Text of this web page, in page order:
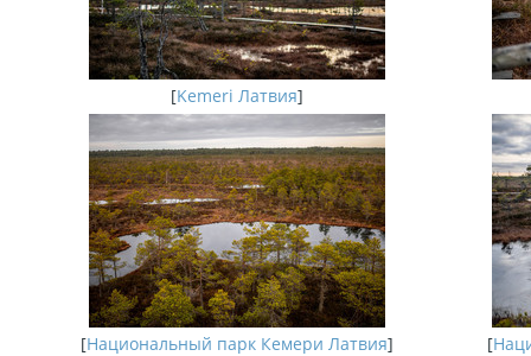
[Kemeri Латвия]
[Национальный парк Кемери Латвия] [